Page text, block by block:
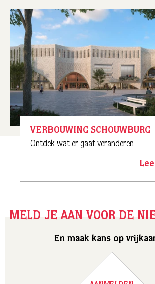
VERBOUWING SCHOUWBURG
Ontdek wat er gaat veranderen
MELD JE AAN VOOR DE
En maak kans op